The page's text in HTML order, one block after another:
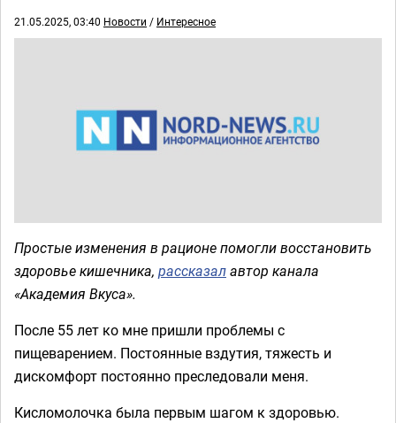
21.05.2025, 03:40 Новости / Интересное
Простые изменения в рационе помогли восстановить
здоровье кишечника, рассказалавтор канала
«Академия Вкуса».
После 55 лет ко мне пришли проблемы с
пищеварением. Постоянные вздутия, тяжесть и
дискомфорт постоянно преследовали меня.
Кисломолочка была первым шагом к здоровью.